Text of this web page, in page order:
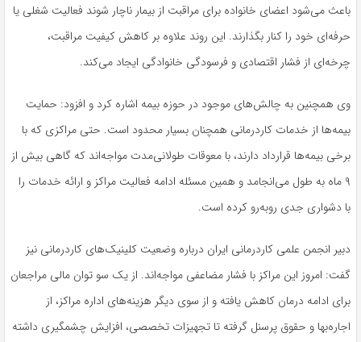
باعث می‌شود اعضای خانواده برای مراقبت از بیمار ناچار شوند فعالیت شغلی یا
حرفه‌ای خود را کنار بگذارند. این روند علاوه بر کاهش کیفیت مراقبت،
چرخه‌ای از فشار اقتصادی و فرسودگی خانوادگی ایجاد می‌کند.
وی همچنین به چالش‌های موجود در حوزه بیمه اشاره کرد و افزود: حمایت
بیمه‌ها از خدمات کاردرمانی همچنان بسیار محدود است. حتی مراکزی که با
برخی بیمه‌ها قرارداد دارند، با معوقات طولانی‌مدت مواجه‌اند که گاهی بیش از
۹ ماه به طول می‌انجامد و همین مسئله ادامه فعالیت مراکز و ارائه خدمات را
با دشواری جدی روبه‌رو کرده است.
دبیر انجمن علمی کاردرمانی ایران درباره وضعیت کلینیک‌های کاردرمانی نیز
گفت: امروز این مراکز با فشار مضاعفی مواجه‌اند. از یک سو توان مالی مراجعان
برای ادامه درمان کاهش یافته و از سوی دیگر هزینه‌های اداره مراکز، از
اجاره‌بها و حقوق پرسنل گرفته تا تجهیزات تخصصی، افزایش چشمگیری داشته